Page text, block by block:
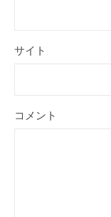
サイト
コメント